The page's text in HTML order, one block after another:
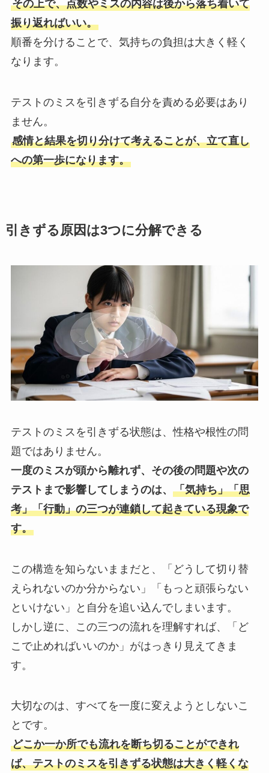
その上で、点数やミスの内容は後から落ち着いて
振り返ればいい。
順番を分けることで、気持ちの負担は大きく軽く
なります。
テストのミスを引きずる自分を責める必要はあり
ません。
感情と結果を切り分けて考えることが、立て直し
への第一歩になります。
引きずる原因は3つに分解できる
テストのミスを引きずる状態は、性格や根性の問
題ではありません。
一度のミスが頭から離れず、その後の問題や次の
テストまで影響してしまうのは、 「気持ち」「思
考」「行動」の三つが連鎖して起きている現象で
す。
この構造を知らないままだと、「どうして切り替
えられないのか分からない」「もっと頑張らない
といけない」と自分を追い込んでしまいます。
しかし逆に、この三つの流れを理解すれば、「ど
こで止めればいいのか」がはっきり見えてきま
す。
大切なのは、すべてを一度に変えようとしないこ
とです。
どこか一か所でも流れを断ち切ることができれ
ば、テストのミスを引きずる状態は大きく軽くな